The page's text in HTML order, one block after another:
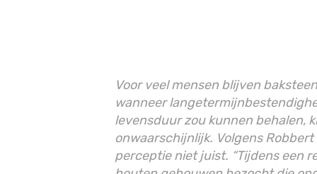
Voor veel mensen blijven
wanneer
levensduur zou kunnen behalen,
onwaarschijnlijk. Volgens Robbert
perceptie niet juist. “Tijdens een